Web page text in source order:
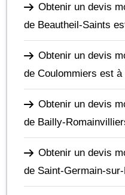
Obtenir un devis
de Beautheil-Saints
Obtenir un devis
de Coulommiers est à
Obtenir un devis
de Bailly-
Obtenir un devis
de Saint-Germain-